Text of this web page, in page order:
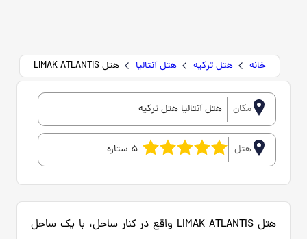
خانه هتل ترکیه هتل آنتالیا هتل LIMAK ATLANTIS
مکان هتل آنتالیا هتل ترکیه
هتل 5 ستاره
هتل LIMAK ATLANTIS واقع در کنار ساحل، با یک ساحل